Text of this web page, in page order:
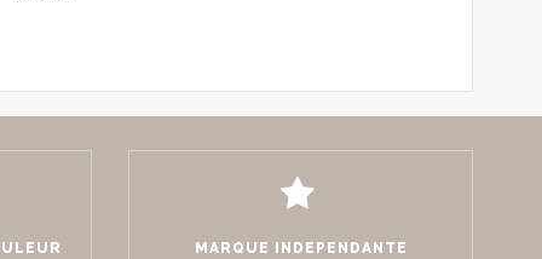
MARQUE INDEPENDANTE